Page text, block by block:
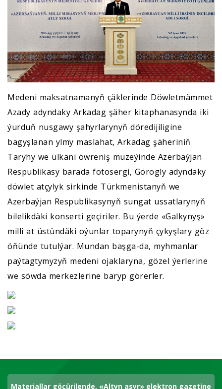
Medeni maksatnamanyň çäklerinde Döwletmämmet
Azady adyndaky Arkadag şäher kitaphanasynda iki
ýurduň nusgawy şahyrlarynyň döredijiligine
bagyşlanan ylmy maslahat, Arkadag şäheriniň
Taryhy we ülkäni öwreniş muzeýinde Azerbaýjan
Respublikasy barada fotosergi, Görogly adyndaky
döwlet atçylyk sirkinde Türkmenistanyň we
Azerbaýjan Respublikasynyň sungat ussatlarynyň
bilelikdäki konserti geçiriler. Bu ýerde «Galkynyş»
milli at üstündäki oýunlar toparynyň çykyşlary göz
öňünde tutulýar. Mundan başga-da, myhmanlar
paýtagtymyzyň medeni ojaklaryna, gözel ýerlerine
we söwda merkezlerine baryp görerler.
Materiallar göçürilende, «Altyn asyr» elektron gazetine